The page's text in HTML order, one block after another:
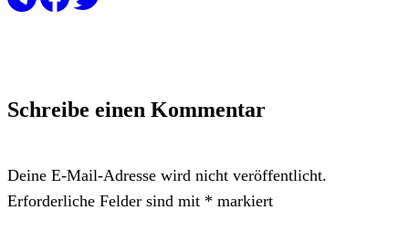
Schreibe einen Kommentar
Deine E-Mail-Adresse wird nicht veröffentlicht.
Erforderliche Felder sind mit * markiert